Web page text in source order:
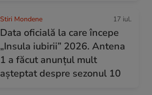
Stiri Mondene 17 iul.
Data oficială la care începe
„Insula iubirii” 2026. Antena
1 a făcut anunțul mult
așteptat despre sezonul 10